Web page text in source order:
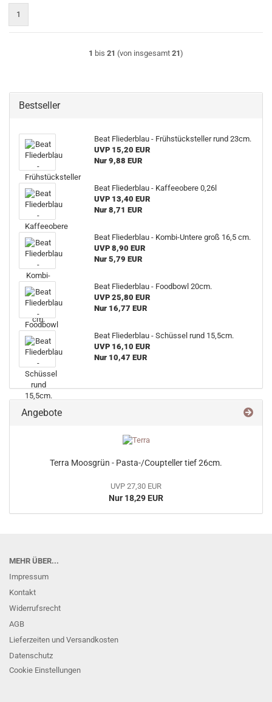
1
1 bis 21 (von insgesamt 21)
Bestseller
Beat Fliederblau - Frühstücksteller rund 23cm.
UVP 15,20 EUR
Nur 9,88 EUR
Beat Fliederblau - Kaffeeobere 0,26l
UVP 13,40 EUR
Nur 8,71 EUR
Beat Fliederblau - Kombi-Untere groß 16,5 cm.
UVP 8,90 EUR
Nur 5,79 EUR
Beat Fliederblau - Foodbowl 20cm.
UVP 25,80 EUR
Nur 16,77 EUR
Beat Fliederblau - Schüssel rund 15,5cm.
UVP 16,10 EUR
Nur 10,47 EUR
Angebote
Terra Moosgrün - Pasta-/Coupteller tief 26cm.
UVP 27,30 EUR
Nur 18,29 EUR
MEHR ÜBER...
Impressum
Kontakt
Widerrufsrecht
AGB
Lieferzeiten und Versandkosten
Datenschutz
Cookie Einstellungen